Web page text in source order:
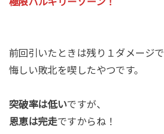
前回引いたときは残り１ダメージで
悔しい敗北を喫したやつです。
突破率は低いですが、
恩恵は完走ですからね！